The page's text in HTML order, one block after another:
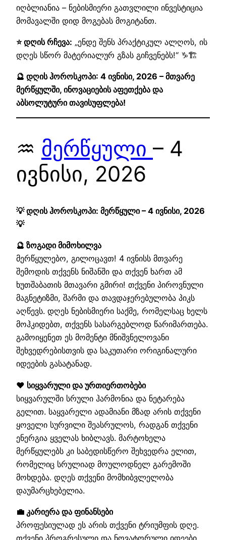
იღბლიანია – ნებისმიერი გათვლილი ინვესტიცია
მომავალში დიდ მოგებას მოგიტანთ.
⭐ დღის რჩევა: „ენდე შენს პრაქტიკულ ალღოს, ის
დღეს სწორ მატერიალურ გზას გიჩვენებს!“ ♑🏗️
🔮 დღის ჰოროსკოპი: 4 ივნისი, 2026 – მთვარე
მერწყულში, ინოვაციების აფეთქება და
აბსოლუტური თავისუფლება!
♒ მერწყული – 4
ივნისი, 2026
💡 დღის ჰოროსკოპი: მერწყული – 4 ივნისი, 2026
💡
🔮 ზოგადი მიმოხილვა
მერწყულებო, გილოცავთ! 4 ივნისს მთვარე
შემოდის თქვენს ნიშანში და თქვენ ხართ ამ
ხუთშაბათის მთავარი გმირი! თქვენი პიროვნული
მაგნეტიზმი, შარმი და თავდაჯერებულობა პიკს
აღწევს. დღეს ნებისმიერი საქმე, რომელსაც ხელს
მოჰკიდებთ, თქვენს სასარგებლოდ წარიმართება.
გამოიყენეთ ეს მომენტი მნიშვნელოვანი
შეხვედრებისთვის და საკუთარი ორიგინალური
იდეების გასატანად.
❤️ სიყვარული და ურთიერთობები
სიყვარულში სრული ჰარმონია და ნეტარება
გელით. საყვარელი ადამიანი მზად არის თქვენი
ყოველი სურვილი შეასრულოს, რადგან თქვენი
ენერგია ყველას ხიბლავს. მარტოხელა
მერწყულებს კი საბედისწერო შეხვედრა ელით,
რომელიც სრულიად მოულოდნელ გარემოში
მოხდება. დღეს თქვენი მომხიბვლელობა
დაუმარცხებელია.
💼 კარიერა და ფინანსები
პროფესიულად ეს არის თქვენი ტრიუმფის დღე.
თქვენი პროგრესული და ნოვატორული იდეები